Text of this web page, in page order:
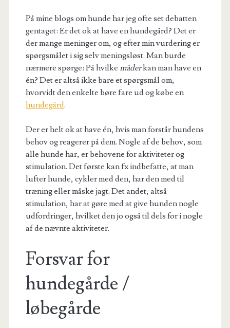
På mine blogs om hunde har jeg ofte set debatten
gentaget: Er det ok at have en hundegård? Det er
der mange meninger om, og efter min vurdering er
spørgsmålet i sig selv meningsløst. Man burde
nærmere spørge: På hvilke måderkan man have en
én? Det er altså ikke bare et spørgsmål om,
hvorvidt den enkelte børe fare ud og købe en
hundegård.
Der er helt ok at have én, hvis man forstår hundens
behov og reagerer på dem. Nogle af de behov, som
alle hunde har, er behovene for aktiviteter og
stimulation. Det første kan fx indbefatte, at man
lufter hunde, cykler med den, har den med til
træning eller måske jagt. Det andet, altså
stimulation, har at gøre med at give hunden nogle
udfordringer, hvilket den jo også til dels for i nogle
af de nævnte aktiviteter.
Forsvar for
hundegårde /
løbegårde